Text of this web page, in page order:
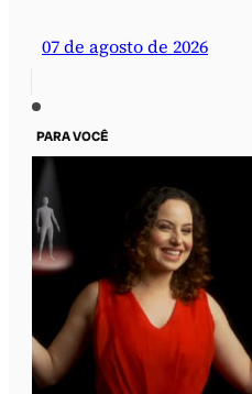
07 de agosto de 2026
PARA VOCÊ